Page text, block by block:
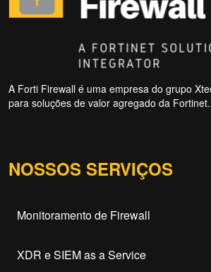
A Forti Firewall é uma empresa do grupo
para soluções de valor agregado da Fortinet.
NOSSOS SERVIÇOS
Monitoramento de Firewall
XDR e SIEM as a Service